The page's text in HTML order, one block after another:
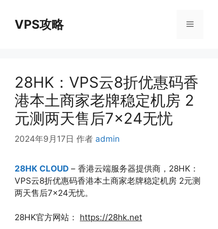
VPS攻略 菜
28HK：VPS云8折优惠码香
港本土商家老牌稳定机房 2
元测两天售后7×24无忧
2024年9月17日 作者 admin
28HK CLOUD – 香港云端服务器提供商，28HK：
VPS云8折优惠码香港本土商家老牌稳定机房 2元测
两天售后7×24无忧。
28HK官方网站： https://28hk.net